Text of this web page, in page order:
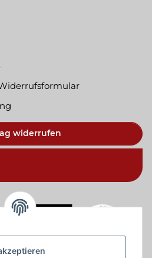
widerrufen